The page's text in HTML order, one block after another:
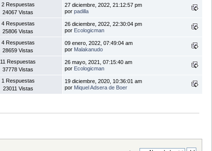
2 Respuestas
24067 Vistas
27 diciembre, 2022, 21:12:57 pm
por padilla
4 Respuestas
25806 Vistas
26 diciembre, 2022, 22:30:04 pm
por Ecologicman
4 Respuestas
28659 Vistas
09 enero, 2022, 07:49:04 am
por Malakanudo
11 Respuestas
37778 Vistas
26 mayo, 2021, 07:15:40 am
por Ecologicman
1 Respuestas
23011 Vistas
19 diciembre, 2020, 10:36:01 am
por Miquel Adsera de Boer